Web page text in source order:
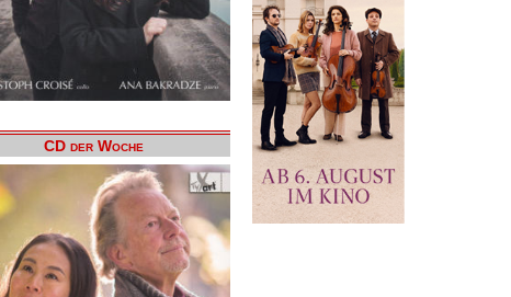
CD der Woche